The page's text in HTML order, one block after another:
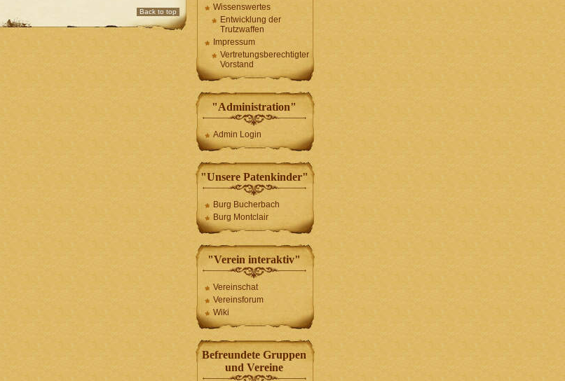
Back to top
Wissenswertes
Entwicklung der
Trutzwaffen
Impressum
Vertretungsberechtigter
Vorstand
"Administration"
Admin Login
"Unsere Patenkinder"
Burg Bucherbach
Burg Montclair
"Verein interaktiv"
Vereinschat
Vereinsforum
Wiki
Befreundete Gruppen
und Vereine